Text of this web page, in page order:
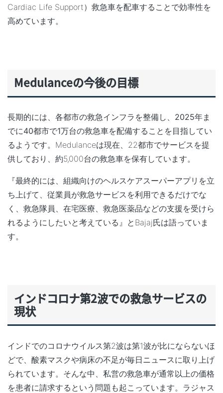
Cardiac Life Support）救急車を配車することで効率性を
高めています。
Medulanceの今後の目標
長期的には、各都市の救急インフラを整備し、 2025年ま
でに40都市で1万台の救急車を配備することを目指してい
るようです。Medulanceは現在、22都市でサービスを提
供しており、約5,000台の救急車を保有しています。
『最終的には、組織向けのヘルスケアスーパーアプリを立
ち上げて、従業員が救急サービスを利用できるだけでな
く、救急隊員、在宅医療、救急医薬品などの支援を受けら
れるようにしたいと考えている』とBajaj氏は語っていま
す。
インドコロナ第2波での救急サービスの
現状
インドでのコロナウイルス第2波は第1波が比にならないほ
どで、酸素マスクや病床の不足が毎日ニュースに取り上げ
られています。そんな中、私営の救急車が通常以上の価格
を患者に請求するという問題も起こっています。ラジャス